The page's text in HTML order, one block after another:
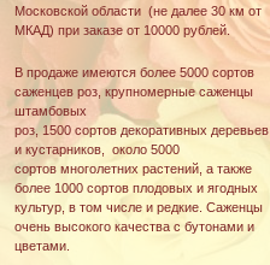
Московской области (не далее 30 км от
МКАД) при заказе от 10000 рублей.
В продаже имеются более 5000 сортов
саженцев роз, крупномерные саженцы
штамбовых
роз, 1500 сортов декоративных деревьев
и кустарников, около 5000
сортов многолетних растений, а также
более 1000 сортов плодовых и ягодных
культур, в том числе и редкие. Саженцы
очень высокого качества с бутонами и
цветами.